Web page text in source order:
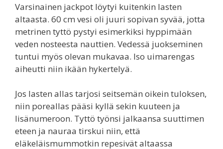
Varsinainen jackpot löytyi kuitenkin lasten
altaasta. 60 cm vesi oli juuri sopivan syvää, jotta
metrinen tyttö pystyi esimerkiksi hyppimään
veden nosteesta nauttien. Vedessä juokseminen
tuntui myös olevan mukavaa. Iso uimarengas
aiheutti niin ikään hykertelyä.
Jos lasten allas tarjosi seitsemän oikein tuloksen,
niin poreallas pääsi kyllä sekin kuuteen ja
lisänumeroon. Tyttö työnsi jalkaansa suuttimen
eteen ja nauraa tirskui niin, että
eläkeläismummotkin repesivät altaassa